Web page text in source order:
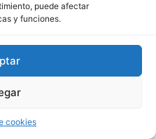
puede afectar
y funciones.
cookies
Miguel De Los Bancos |